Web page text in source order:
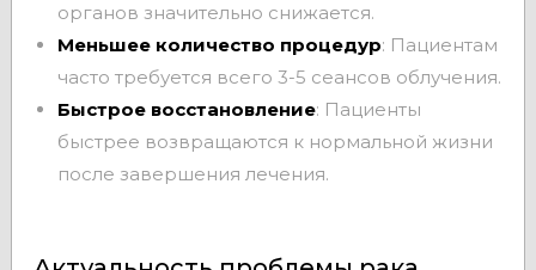
органов значительно снижается.
Меньшее количество процедур: Пациентам
часто требуется всего 3-5 сеансов облучения.
Быстрое восстановление: Пациенты
быстрее возвращаются к нормальной жизни
после завершения лечения.